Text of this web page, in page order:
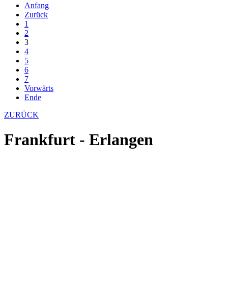
Anfang
Zurück
1
2
3
4
5
6
7
Vorwärts
Ende
ZURÜCK
Frankfurt - Erlangen